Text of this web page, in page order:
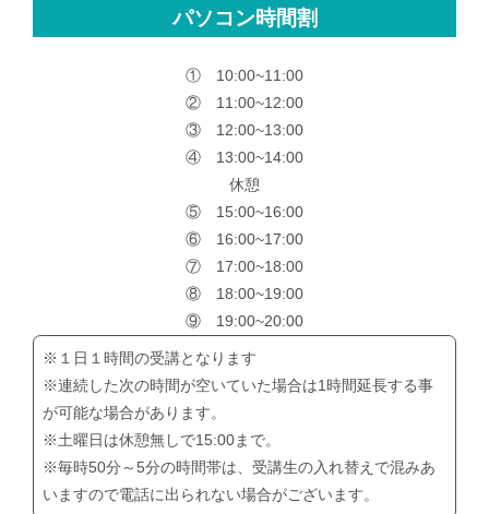
パソコン時間割
① 10:00~11:00
② 11:00~12:00
③ 12:00~13:00
④ 13:00~14:00
休憩
⑤ 15:00~16:00
⑥ 16:00~17:00
⑦ 17:00~18:00
⑧ 18:00~19:00
⑨ 19:00~20:00
※１日１時間の受講となります
※連続した次の時間が空いていた場合は1時間延長する事
が可能な場合があります。
※土曜日は休憩無しで15:00まで。
※毎時50分～5分の時間帯は、受講生の入れ替えで混みあ
いますので電話に出られない場合がございます。